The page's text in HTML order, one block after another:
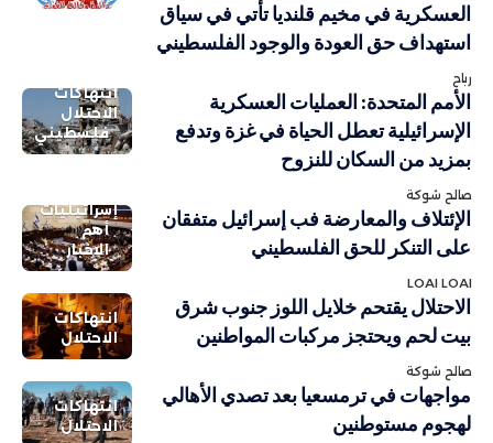
العسكرية في مخيم قلنديا تأتي في سياق
استهداف حق العودة والوجود الفلسطيني
رباح
انتهاكات
الاحتلال
فلسطيني
الأمم المتحدة: العمليات العسكرية
الإسرائيلية تعطل الحياة في غزة وتدفع
بمزيد من السكان للنزوح
صالح شوكة
إسرائيليات
أهم
الاخبار
الإئتلاف والمعارضة فب إسرائيل متفقان
على التنكر للحق الفلسطيني
LOAI LOAI
انتهاكات
الاحتلال
الاحتلال يقتحم خلايل اللوز جنوب شرق
بيت لحم ويحتجز مركبات المواطنين
صالح شوكة
انتهاكات
الاحتلال
مواجهات في ترمسعيا بعد تصدي الأهالي
لهجوم مستوطنين